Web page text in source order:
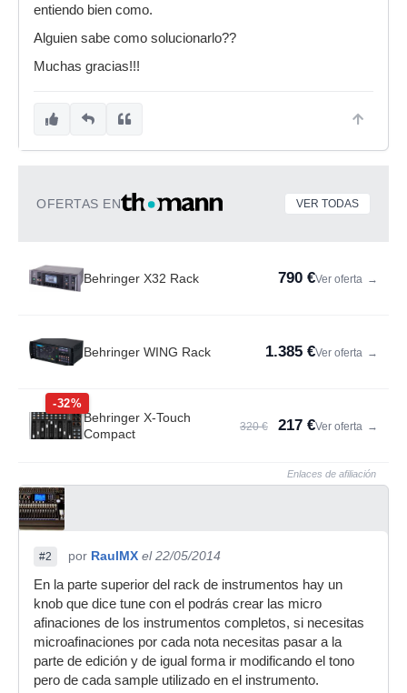
entiendo bien como.
Alguien sabe como solucionarlo??
Muchas gracias!!!
OFERTAS EN VER TODAS
Behringer X32 Rack 790 €Ver oferta →
Behringer WING Rack 1.385 €Ver oferta →
-32%
Behringer X-Touch
Compact
320 € 217 €Ver oferta →
Enlaces de afiliación
#2 por RaulMX el 22/05/2014
En la parte superior del rack de instrumentos hay un
knob que dice tune con el podrás crear las micro
afinaciones de los instrumentos completos, si necesitas
microafinaciones por cada nota necesitas pasar a la
parte de edición y de igual forma ir modificando el tono
pero de cada sample utilizado en el instrumento.